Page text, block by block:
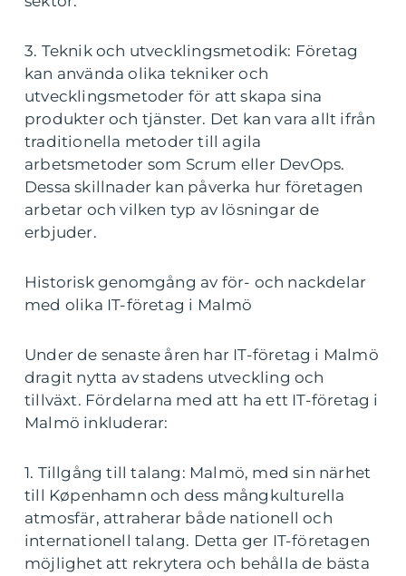
3. Teknik och utvecklingsmetodik: Företag
kan använda olika tekniker och
utvecklingsmetoder för att skapa sina
produkter och tjänster. Det kan vara allt ifrån
traditionella metoder till agila
arbetsmetoder som Scrum eller DevOps.
Dessa skillnader kan påverka hur företagen
arbetar och vilken typ av lösningar de
erbjuder.
Historisk genomgång av för- och nackdelar
med olika IT-företag i Malmö
Under de senaste åren har IT-företag i Malmö
dragit nytta av stadens utveckling och
tillväxt. Fördelarna med att ha ett IT-företag i
Malmö inkluderar:
1. Tillgång till talang: Malmö, med sin närhet
till Køpenhamn och dess mångkulturella
atmosfär, attraherar både nationell och
internationell talang. Detta ger IT-företagen
möjlighet att rekrytera och behålla de bästa